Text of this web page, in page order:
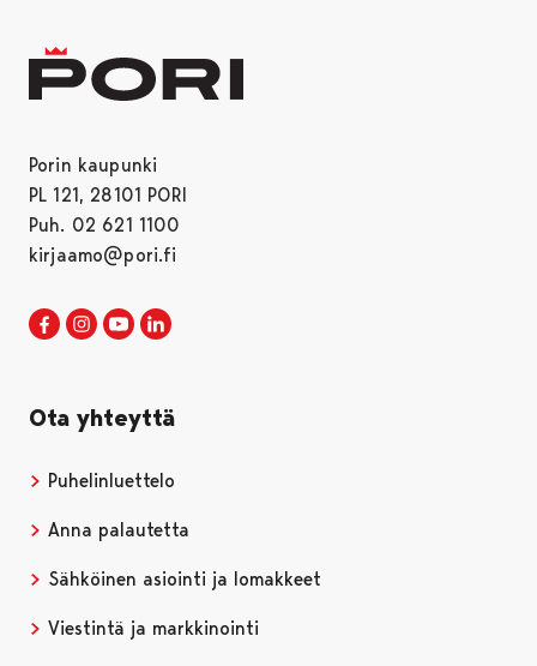
Porin kaupunki
PL 121, 28101 PORI
Puh. 02 621 1100
kirjaamo@pori.fi
Porin kaupunki Facebookissa
Avautuu uudessa välilehdessä
Porin kaupunki Instagramissa
Avautuu uudessa välilehdessä
Porin kaupunki Youtubessa
Avautuu uudessa välilehdessä
Ota yhteyttä
Puhelinluettelo
Anna palautetta
Sähköinen asiointi ja lomakkeet
Viestintä ja markkinointi